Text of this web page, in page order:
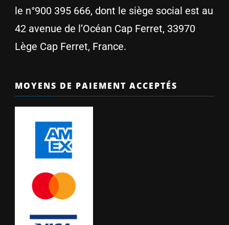
le n°900 395 666, dont le siège social est au
42 avenue de l’Océan Cap Ferret, 33970
Lège Cap Ferret, France.
MOYENS DE PAIEMENT ACCEPTÉS